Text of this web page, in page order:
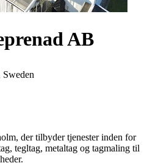
AB
Sweden
der tilbyder tjenester inden for
tegltag, metaltag og tagmaling til